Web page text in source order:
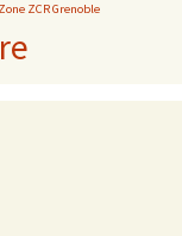
Zone ZCR Grenoble